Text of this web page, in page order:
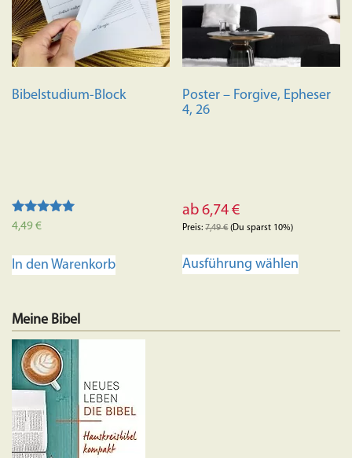
Bibelstudium-Block
Bewertet
von 5
4,49€
In den Warenkorb
Poster – Forgive, Epheser
4, 26
ab6,74€
Preis:7,49€(Du sparst 10%)
Ausführung wählen
Meine Bibel